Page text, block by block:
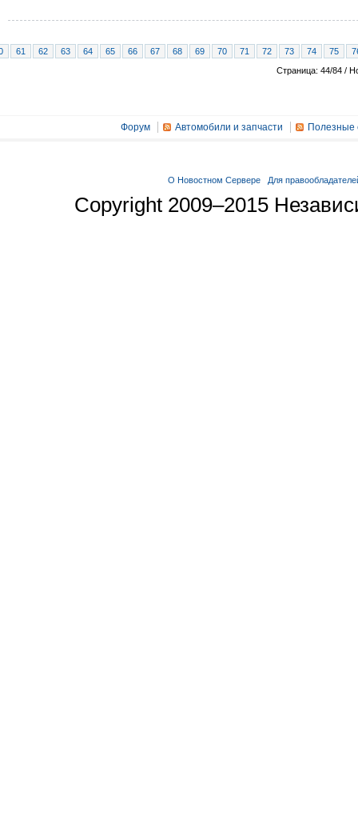
61 62 63 64 65 66 67 68 69 70 71 72 73 74 75
Страница: 44/84 /
Форум Автомобили и запчасти Полезные
О Новостном Сервере Для
Copyright 2009–2015